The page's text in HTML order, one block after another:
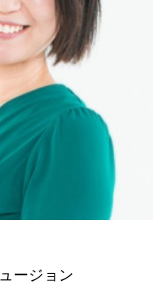
ージョン